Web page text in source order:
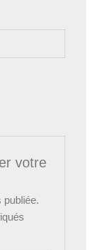
votre
publiée.